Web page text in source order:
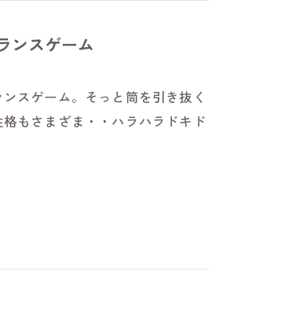
スゲーム
スゲーム。そっと筒を引き抜く
もさまざま・・ハラハラドキド